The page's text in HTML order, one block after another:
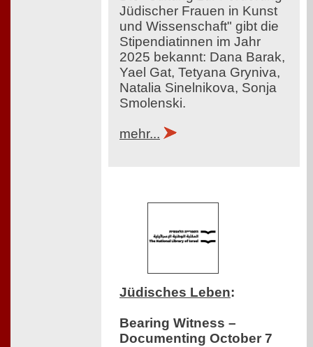
Jüdischer Frauen in Kunst
und Wissenschaft" gibt die
Stipendiatinnen im Jahr
2025 bekannt: Dana Barak,
Yael Gat, Tetyana Gryniva,
Natalia Sinelnikova, Sonja
Smolenski.
mehr...
Jüdisches Leben:
Bearing Witness –
Documenting October 7